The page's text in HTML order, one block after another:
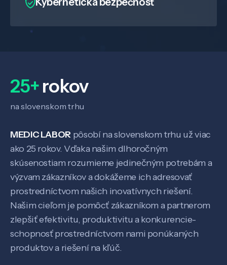
25+rokov
na slovenskom trhu
MEDIC LABOR pôsobí na slovenskom trhu už viac
ako 25 rokov. Vďaka našim dlhoročným
skúsenostiam rozumieme jedinečným potrebám a
výzvam zákazníkov a dokážeme ich adresovať
prostredníctvom našich inovatívnych riešení.
Našim cieľom je pomôcť zákazníkom a partnerom
zlepšiť efektivitu, produktivitu a konkurencie-
schopnosť prostredníctvom nami ponúkaných
produktov a riešení na kľúč.